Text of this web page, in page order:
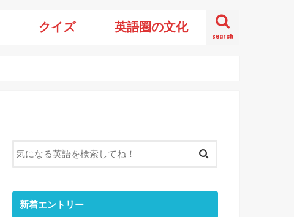
search
クイズ 英語圏の文化
新着エントリー